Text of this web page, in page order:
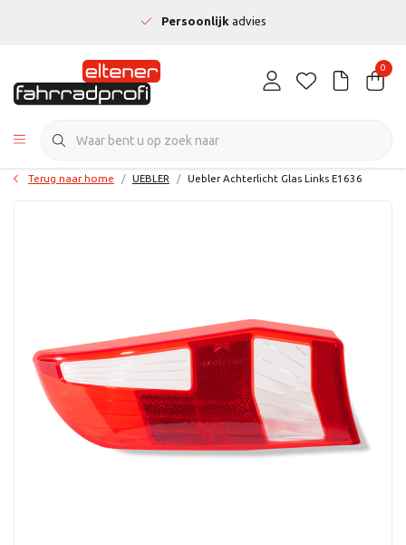
Persoonlijkadvies
0
Terug naar home UEBLER Uebler Achterlicht Glas Links E1636